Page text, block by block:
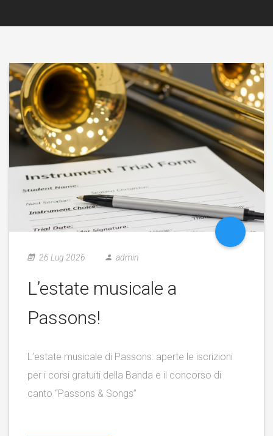
26 Lug 2026 admin
L’estate musicale a
Passons!
L’estate musicale di Passons: aperte le iscrizioni
per i corsi gratuiti della Banda e il concorso di
canto “Passons & Songs”